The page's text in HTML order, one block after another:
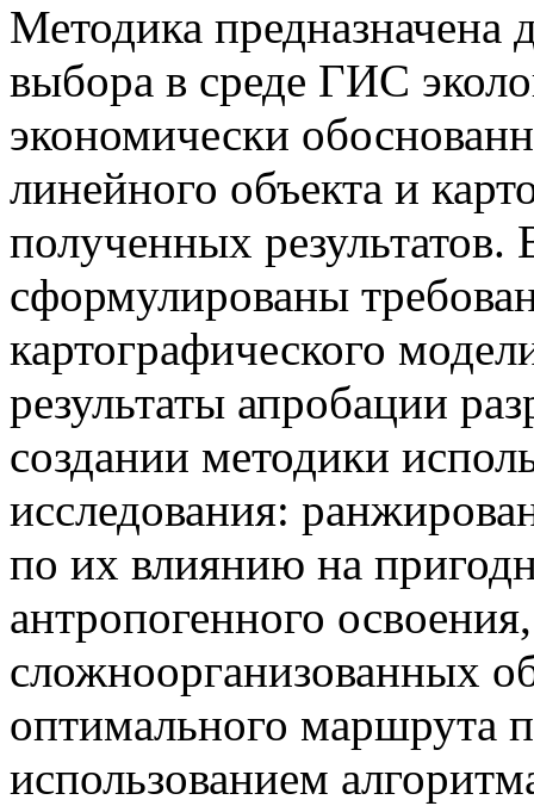
Методика предназначена
выбора в среде ГИС
экономически
линейного объекта и
полученных результатов.
сформулированы
картографического
результаты апробации
создании методики
исследования:
по их влиянию на
антропогенного
сложноорганизованных
оптимального маршрута
использованием